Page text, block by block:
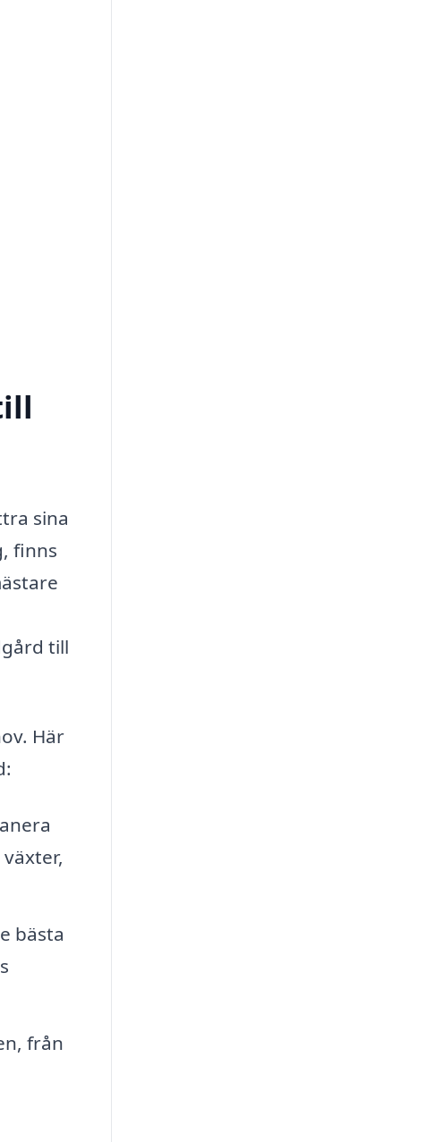
sina
finns
till
Här
bästa
från